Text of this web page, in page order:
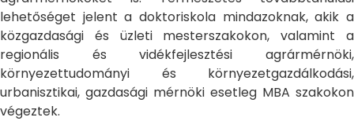
lehetőséget jelent a doktoriskola mindazoknak, akik a
közgazdasági és üzleti mesterszakokon, valamint a
regionális és vidékfejlesztési agrármérnöki,
környezettudományi és környezetgazdálkodási,
urbanisztikai, gazdasági mérnöki esetleg MBA szakokon
végeztek.